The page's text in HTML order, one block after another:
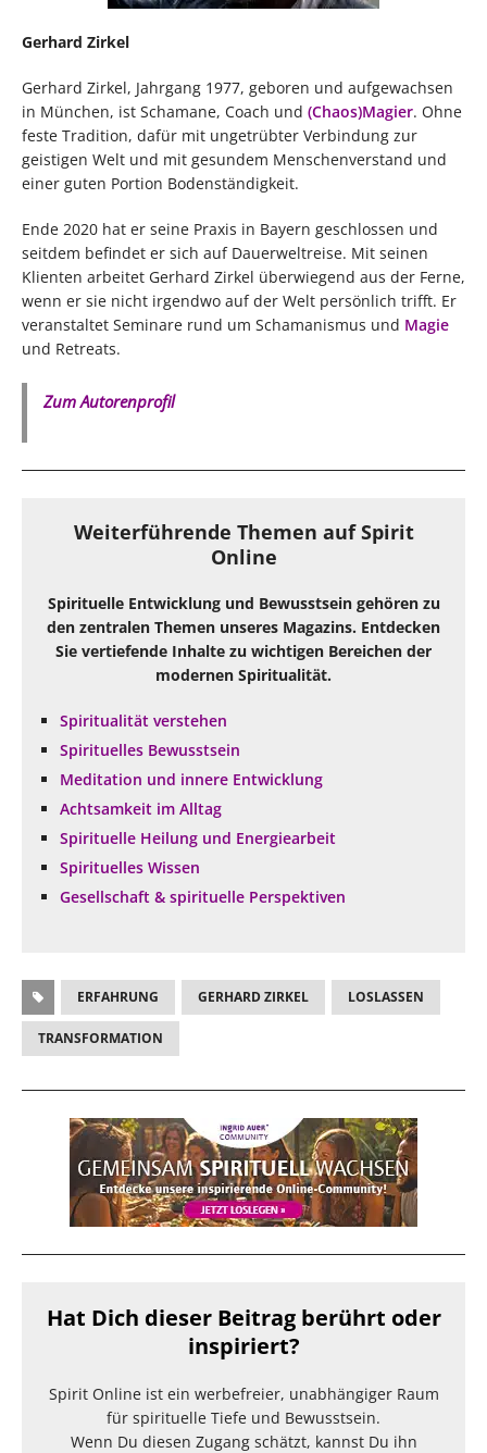
Gerhard Zirkel
Gerhard Zirkel, Jahrgang 1977, geboren und aufgewachsen
in München, ist Schamane, Coach und (Chaos)Magier. Ohne
feste Tradition, dafür mit ungetrübter Verbindung zur
geistigen Welt und mit gesundem Menschenverstand und
einer guten Portion Bodenständigkeit.
Ende 2020 hat er seine Praxis in Bayern geschlossen und
seitdem befindet er sich auf Dauerweltreise. Mit seinen
Klienten arbeitet Gerhard Zirkel überwiegend aus der Ferne,
wenn er sie nicht irgendwo auf der Welt persönlich trifft. Er
veranstaltet Seminare rund um Schamanismus und Magie
und Retreats.
Zum Autorenprofil
Weiterführende Themen auf Spirit
Online
Spirituelle Entwicklung und Bewusstsein gehören zu
den zentralen Themen unseres Magazins. Entdecken
Sie vertiefende Inhalte zu wichtigen Bereichen der
modernen Spiritualität.
Spiritualität verstehen
Spirituelles Bewusstsein
Meditation und innere Entwicklung
Achtsamkeit im Alltag
Spirituelle Heilung und Energiearbeit
Spirituelles Wissen
Gesellschaft & spirituelle Perspektiven
ERFAHRUNG GERHARD ZIRKEL LOSLASSEN
TRANSFORMATION
Hat Dich dieser Beitrag berührt oder
inspiriert?
Spirit Online ist ein werbefreier, unabhängiger Raum
für spirituelle Tiefe und Bewusstsein.
Wenn Du diesen Zugang schätzt, kannst Du ihn